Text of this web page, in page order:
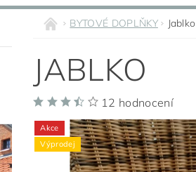
KONTAKTY BLOG
BYTOVÉ DOPLŇKY Jablko
JABLKO
12 hodnocení
Akce
Výprodej